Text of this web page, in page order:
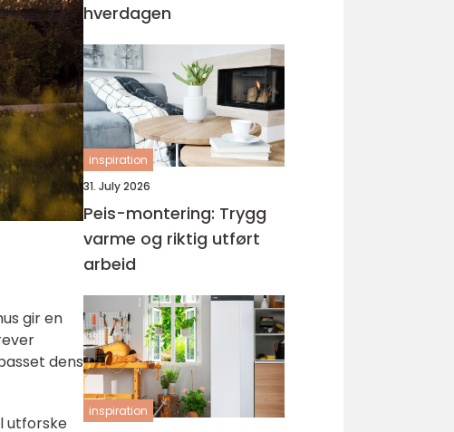
gir en
dens
utforske
hverdagen
inspiration
31. July 2026
Peis-montering: Trygg
varme og riktig utført
arbeid
inspiration